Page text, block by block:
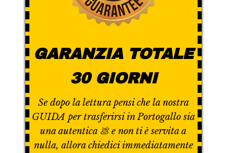
GARANZIA TOTALE
30 GIORNI
Se dopo la lettura pensi che la nostra
GUIDA per trasferirsi in Portogallo sia
una autentica 💩 e non ti è servita a
nulla, allora chiedici immediatamente